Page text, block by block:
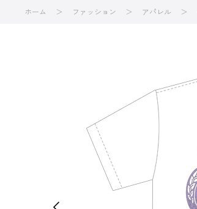
ホーム ファッション アパレル